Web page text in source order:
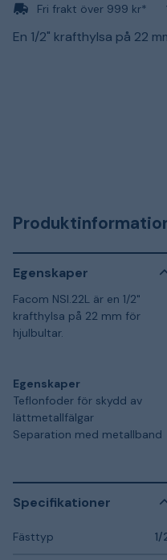
Fri frakt över 999 kr*
En 1/2" krafthylsa på 22
Egenskaper
Facom NSI.22L är en 1/2"
krafthylsa på 22 mm för
hjulbultar.
Egenskaper
Teflonfoder för skydd av
lättmetallfälgar
Separation med metallband
Specifikationer
Fästtyp 1/